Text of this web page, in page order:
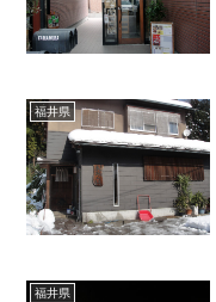
福井県
福井県